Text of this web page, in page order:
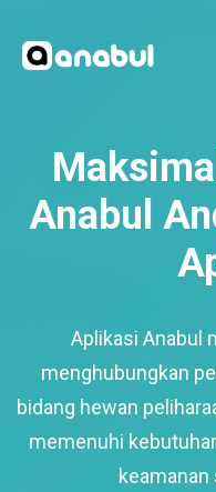
Anabul
Aplikasi Anabul
menghubungkan
bidang hewan
memenuhi